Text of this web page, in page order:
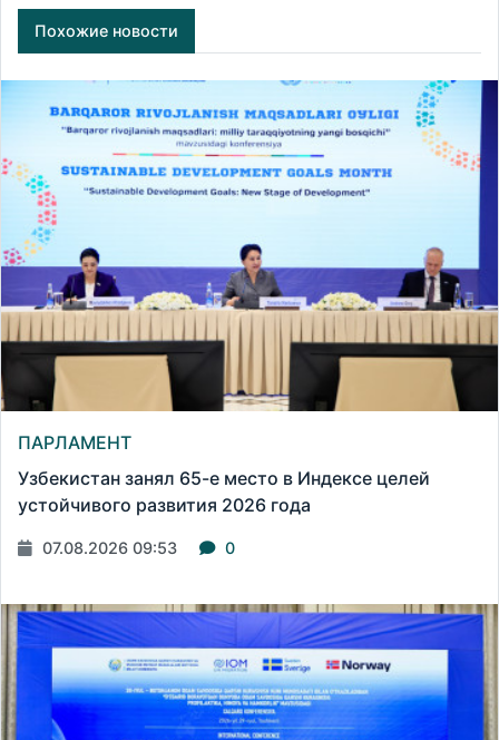
Похожие новости
ПАРЛАМЕНТ
Узбекистан занял 65-е место в Индексе целей
устойчивого развития 2026 года
07.08.2026 09:53 0